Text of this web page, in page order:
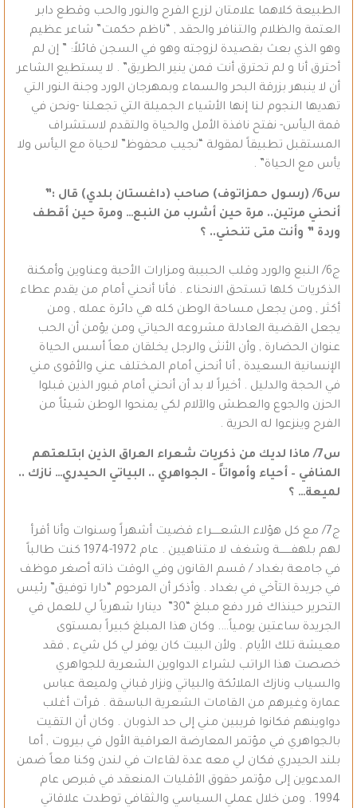
الطبيعة كلاهما علامتان لزرع الفرح والنور والحب وقطع دابر
العتمة والظلام والتنافر والحقد , “ناظم حكمت” شاعر عظيم
وهو الذي بعث بقصيدة لزوجته وهو في السجن قائلاً: ” إن لم
أحترق أنا و لم تحترق أنت فمن ينير الطريق” . لا يستطيع الشاعر
أن لا ينبهر بزرقة البحر والسماء وبمهرجان الورد وجنة النور التي
تهديها النجوم لنا إنها الأشياء الجميلة التي تجعلنا -ونحن في
قمة اليأس- نفتح نافذة الأمل والحياة والتقدم لاستشراف
المستقبل تطبيقاً لمقولة “نجيب محفوظ” لاحياة مع اليأس ولا
يأس مع الحياة” .
س6/ (رسول حمزاتوف) صاحب (داغستان بلدي) قال :”
أنحني مرتين.. مرة حين أشرب من النبع… ومرة حين أقطف
وردة ” وأنت متى تنحني.. ؟
ج6/ النبع والورد وقلب الحبيبة ومزارات الأحبة وعناوين وأمكنة
الذكريات كلها تستحق الانحناء . فأنا أنحني أمام من يقدم عطاء
أكثر , ومن يجعل مساحة الوطن كله هي دائرة عمله , ومن
يجعل القضية العادلة مشروعه الحياتي ومن يؤمن أن الحب
عنوان الحضارة , وأن الأنثى والرجل يخلقان معاً أسس الحياة
الإنسانية السعيدة , أنا أنحني أمام المختلف عني والأقوى مني
في الحجة والدليل . أخيراً لا بد أن أنحني أمام قبور الذين قبلوا
الحزن والجوع والعطش والآلام لكي يمنحوا الوطن شيئاً من
الفرح وينزعوا له الحرية .
س7/ ماذا لديك من ذكريات شعراء العراق الذين ابتلعتهم
المنافي – أحياء وأمواتاً – الجواهري .. البياتي الحيدري… نازك ..
لميعة… ؟
ج7/ مع كل هؤلاء الشعـــــراء قضيت أشهراً وسنوات وأنا أقرأ
لهم بلهفـــــــة وشغف لا متناهيين . عام 1972-1974 كنت طالباً
في جامعة بغداد / قسم القانون وفي الوقت ذاته أصغر موظف
في جريدة التآخي في بغداد . وأذكر أن المرحوم “دارا توفيق” رئيس
التحرير حينذاك قرر دفع مبلغ “30” دينارا شهرياً لي للعمل في
الجريدة ساعتين يومياً…. وكان هذا المبلغ كبيراً بمستوى
معيشة تلك الأيام . ولأن البيت كان يوفر لي كل شيء , فقد
خصصت هذا الراتب لشراء الدواوين الشعرية للجواهري
والسياب ونازك الملائكة والبياتي ونزار قباني ولميعة عباس
عمارة وغيرهم من القامات الشعرية الباسقة . قرأت أغلب
دواوينهم فكانوا قريبين مني إلى حد الذوبان . وكان أن التقيت
بالجواهري في مؤتمر المعارضة العراقية الأول في بيروت , أما
بلند الحيدري فكان لي معه عدة لقاءات في لندن وكنا معاً ضمن
المدعوين إلى مؤتمر حقوق الأقليات المنعقد في قبرص عام
1994 . ومن خلال عملي السياسي والثقافي توطدت علاقاتي